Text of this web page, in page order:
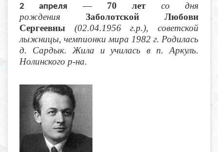
2 апреля — 70 лет со дня
рождения Заболотской Любови
Сергеевны (02.04.1956 г.р.), советской
лыжницы, чемпионки мира 1982 г. Родилась
д. Сардык. Жила и училась в п. Аркуль.
Нолинского р-на.